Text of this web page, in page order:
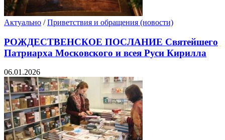
Актуально /Приветствия и обращения (новости)
РОЖДЕСТВЕНСКОЕ ПОСЛАНИЕ Святейшего
Патриарха Московского и всея Руси Кирилла
06.01.2026